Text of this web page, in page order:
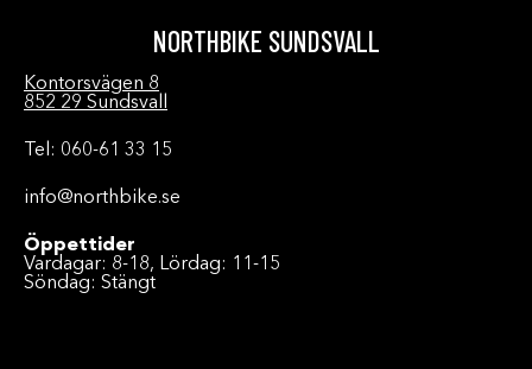
NORTHBIKE SUNDSVALL
Kontorsvägen 8
852 29 Sundsvall
Tel: 060-61 33 15
info@northbike.se
Öppettider
Vardagar: 8-18, Lördag: 11-15
Söndag: Stängt